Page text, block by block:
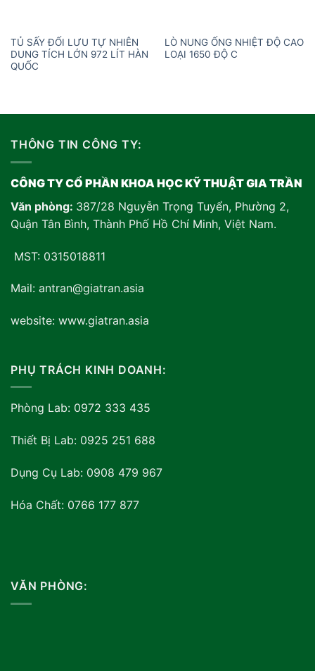
TỦ SẤY ĐỐI LƯU TỰ NHIÊN
DUNG TÍCH LỚN 972 LÍT HÀN
QUỐC
LÒ NUNG ỐNG NHIỆT ĐỘ CAO
LOẠI 1650 ĐỘ C
THÔNG TIN CÔNG TY:
CÔNG TY CỔ PHẦN KHOA HỌC KỸ THUẬT GIA TRẦN
Văn phòng: 387/28 Nguyễn Trọng Tuyển, Phường 2,
Quận Tân Bình, Thành Phố Hồ Chí Minh, Việt Nam.
MST: 0315018811
Mail: antran@giatran.asia
website: www.giatran.asia
PHỤ TRÁCH KINH DOANH:
Phòng Lab: 0972 333 435
Thiết Bị Lab: 0925 251 688
Dụng Cụ Lab: 0908 479 967
Hóa Chất: 0766 177 877
VĂN PHÒNG: